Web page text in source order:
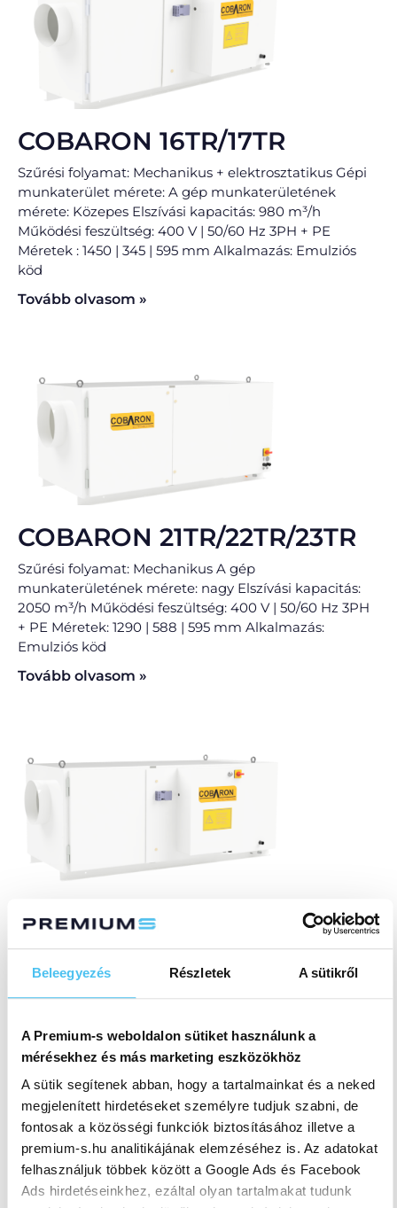
Beleegyezés Részletek A sütikről
A Premium-s weboldalon sütiket használunk a
mérésekhez és más marketing eszközökhöz
A sütik segítenek abban, hogy a tartalmainkat és a neked
megjelenített hirdetéseket személyre tudjuk szabni, de
fontosak a közösségi funkciók biztosításához illetve a
premium-s.hu analitikájának elemzéséhez is. Az adatokat
felhasználjuk többek között a Google Ads és Facebook
Ads hirdetéseinkhez, ezáltal olyan tartalmakat tudunk
COBARON 16TR/17TR
Szűrési folyamat: Mechanikus + elektrosztatikus Gépi
munkaterület mérete: A gép munkaterületének
mérete: Közepes Elszívási kapacitás: 980 m³/h
Működési feszültség: 400 V | 50/60 Hz 3PH + PE
Méretek : 1450 | 345 | 595 mm Alkalmazás: Emulziós
köd
Tovább olvasom »
COBARON 21TR/22TR/23TR
Szűrési folyamat: Mechanikus A gép
munkaterületének mérete: nagy Elszívási kapacitás:
2050 m³/h Működési feszültség: 400 V | 50/60 Hz 3PH
+ PE Méretek: 1290 | 588 | 595 mm Alkalmazás:
Emulziós köd
Tovább olvasom »
COBARON 26TR/27TR
Szűrési folyamat: Mechanikus + elektrosztatikus A gép
munkaterületének mérete: nagy Elszívási kapacitás:
2050 m³/h Működési feszültség: 400 V | 50/60 Hz 3PH
+ PE Méretek: 1450 | 588 | 595 mm Alkalmazás:
Tovább olvasom »